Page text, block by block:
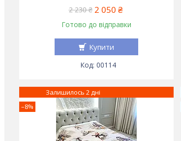
2 230 ₴ 2 050 ₴
Готово до відправки
Купити
00114
–8%
Залишилось 2 дні